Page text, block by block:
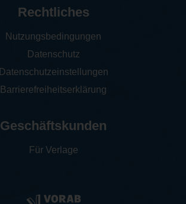
Rechtliches
Nutzungsbedingungen
Datenschutz
Datenschutzeinstellungen
Barrierefreiheitserklärung
Geschäftskunden
Für Verlage